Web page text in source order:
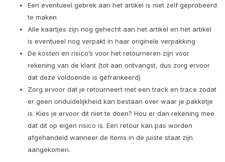
Een eventueel gebrek aan het artikel is niet zelf geprobeerd
te maken
Alle kaartjes zijn nog gehecht aan het artikel en het artikel
is eventueel nog verpakt in haar originele verpakking
De kosten en risico’s voor het retourneren zijn voor
rekening van de klant (tot aan ontvangst, dus zorg ervoor
dat deze voldoende is gefrankeerd)
Zorg ervoor dat je retourneert met een track en trace zodat
er geen onduidelijkheid kan bestaan over waar je pakketje
is. Kies je ervoor dit niet te doen? Hou er dan rekening mee
dat dit op eigen risico is. Een retour kan pas worden
afgehandeld wanneer de items in de juiste staat zijn
aangekomen.